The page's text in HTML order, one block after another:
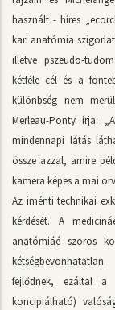
használt - híres
kari anatómia
illetve pszeudo-
kétféle cél és a
különbség nem
Merleau-Ponty írja:
mindennapi látás
össze azzal, amire
kamera képes a mai
Az iménti technikai
kérdését. A
anatómiáé szoros
fejlődnek, ezáltal a
koncipiálható)